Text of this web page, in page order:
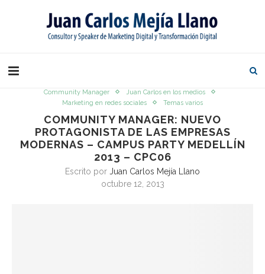
Community Manager
Juan Carlos en los medios
Marketing en redes sociales
Temas varios
COMMUNITY MANAGER: NUEVO
PROTAGONISTA DE LAS EMPRESAS
MODERNAS – CAMPUS PARTY MEDELLÍN
2013 – CPC06
Escrito por Juan Carlos Mejía Llano
octubre 12, 2013